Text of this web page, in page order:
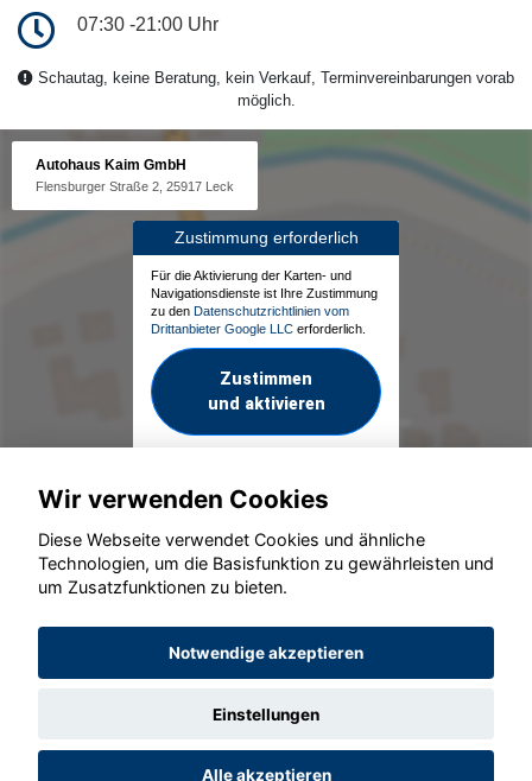
07:30 -21:00 Uhr
Schautag, keine Beratung, kein Verkauf, Terminvereinbarungen vorab
möglich.
Autohaus Kaim GmbH
Flensburger Straße 2, 25917 Leck
Zustimmung erforderlich
Für die Aktivierung der Karten- und
Navigationsdienste ist Ihre Zustimmung
zu den Datenschutzrichtlinien vom
Drittanbieter Google LLC erforderlich.
Zustimmen
und aktivieren
© konjunkturmotor.de GmbH 2020 - 2026
Wir verwenden Cookies
Diese Webseite verwendet Cookies und ähnliche
Technologien, um die Basisfunktion zu gewährleisten und
um Zusatzfunktionen zu bieten.
Notwendige akzeptieren
Einstellungen
Alle akzeptieren